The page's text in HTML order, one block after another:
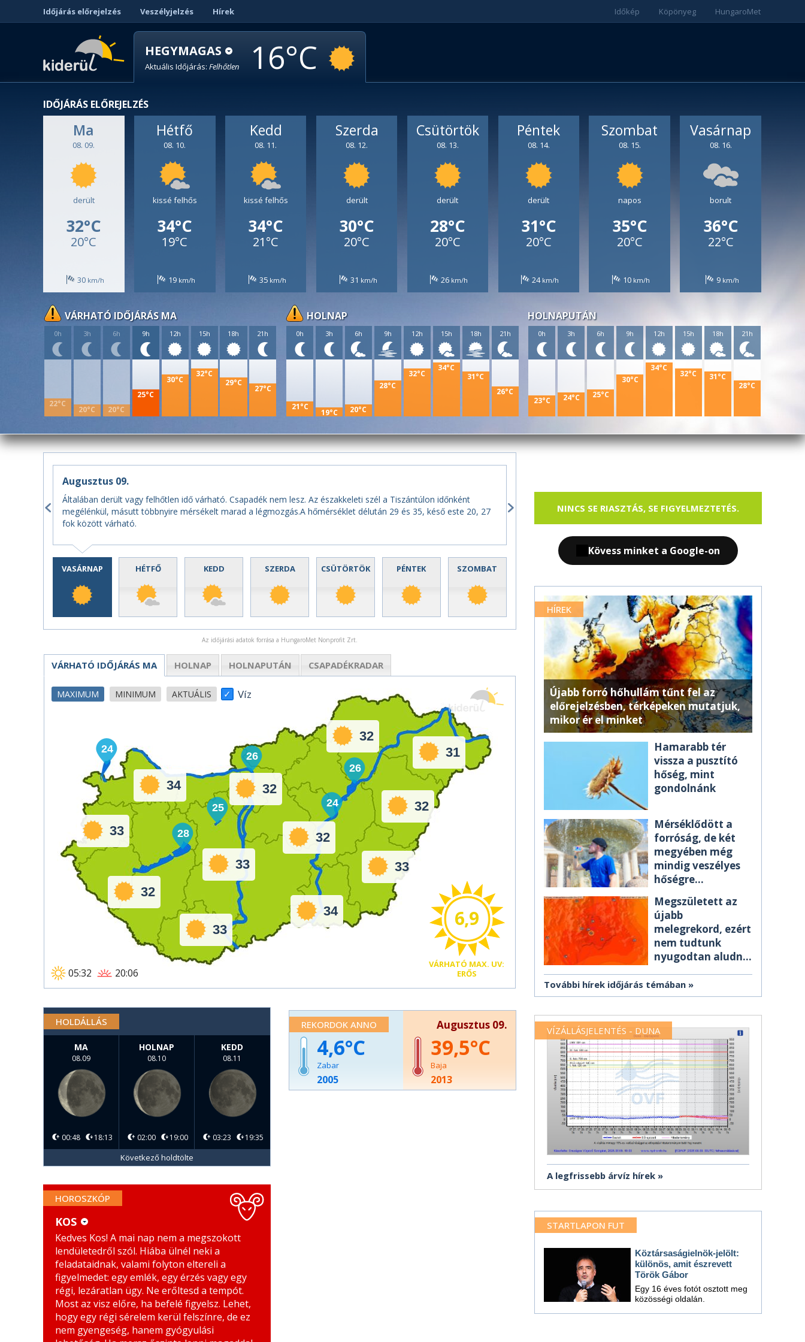
Időjárás előrejelzés Veszélyjelzés Hírek HungaroMet
Köpönyeg
Időkép
HEGYMAGAS
Aktuális Időjárás: Felhőtlen 16
IDŐJÁRÁS ELŐREJELZÉS
Ma
08. 09.
derült
32°C
20°C
30
Hétfő
08. 10.
kissé felhős
34°C
19°C
19
Kedd
08. 11.
kissé felhős
34°C
21°C
35
Szerda
08. 12.
derült
30°C
20°C
31
Csütörtök
08. 13.
derült
28°C
20°C
26
Péntek
08. 14.
derült
31°C
20°C
24
Szombat
08. 15.
napos
35°C
20°C
10
Vasárnap
08. 16.
borult
36°C
22°C
9
VÁRHATÓ IDŐJÁRÁS MA
0h
22°C
3h
20°C
6h
20°C
9h
25°C
12h
30°C
15h
32°C
18h
29°C
21h
27°C
HOLNAP
0h
21°C
3h
19°C
6h
20°C
9h
28°C
12h
32°C
15h
34°C
18h
31°C
21h
26°C
HOLNAPUTÁN
0h
23°C
3h
24°C
6h
25°C
9h
30°C
12h
34°C
15h
32°C
18h
31°C
21h
28°C
Augusztus 09.
Általában derült vagy felhőtlen idő várható. Csapadék nem lesz. Az északkeleti szél a Tiszántúlon időnként
megélénkül, másutt többnyire mérsékelt marad a légmozgás.A hőmérséklet délután 29 és 35, késő este 20, 27
fok között várható.
VASÁRNAP HÉTFŐ KEDD SZERDA CSÜTÖRTÖK PÉNTEK SZOMBAT
Az időjárási adatok forrása a HungaroMet Nonprofit Zrt.
VÁRHATÓ IDŐJÁRÁS MA HOLNAP HOLNAPUTÁN CSAPADÉKRADAR
34
33
32
33
33
34
32
32
32
33
32
31
26
28
25
24
24
26
05:32 20:06
6,9
VÁRHATÓ MAX. UV:
ERŐS
Víz
MAXIMUM MINIMUM AKTUÁLIS
HOLDÁLLÁS
MA
08.09
00:48 18:13
HOLNAP
08.10
02:00 19:00
KEDD
08.11
03:23 19:35
Következő holdtölte
HOROSZKÓP
KOS
BIKA
IKREK
RÁK
OROSZLÁN
MÉRLEG
SKORPIÓ
NYILAS
BAK
VÍZÖNTŐ
KOS
Kedves Kos! A mai nap nem a megszokott
lendületedről szól. Hiába ülnél neki a
feladataidnak, valami folyton eltereli a
figyelmedet: egy emlék, egy érzés vagy egy
régi, lezáratlan ügy. Ne erőltesd a tempót.
Most az visz előre, ha befelé figyelsz. Lehet,
hogy egy régi sérelem kerül felszínre, de ez
nem gyengeség, hanem gyógyulási
REKORDOK ANNO Augusztus 09.
4,6
Zabar
2005
39,5
Baja
2013
NINCS SE RIASZTÁS, SE FIGYELMEZTETÉS.
Kövess minket a Google-on
HÍREK
Újabb forró hőhullám tűnt fel az
előrejelzésben, térképeken mutatjuk,
mikor ér el minket
Hamarabb tér
vissza a pusztító
hőség, mint
gondolnánk
Mérséklődött a
forróság, de két
megyében még
mindig veszélyes
hőségre
Megszületett az
újabb
melegrekord, ezért
nem tudtunk
nyugodtan aludni
További hírek időjárás témában
VÍZÁLLÁSJELENTÉS - DUNA
A legfrissebb árvíz hírek
STARTLAPON FUT
Köztársaságielnök-jelölt:
különös, amit észrevett
Török Gábor
Egy 16 éves fotót osztott meg
közösségi oldalán.